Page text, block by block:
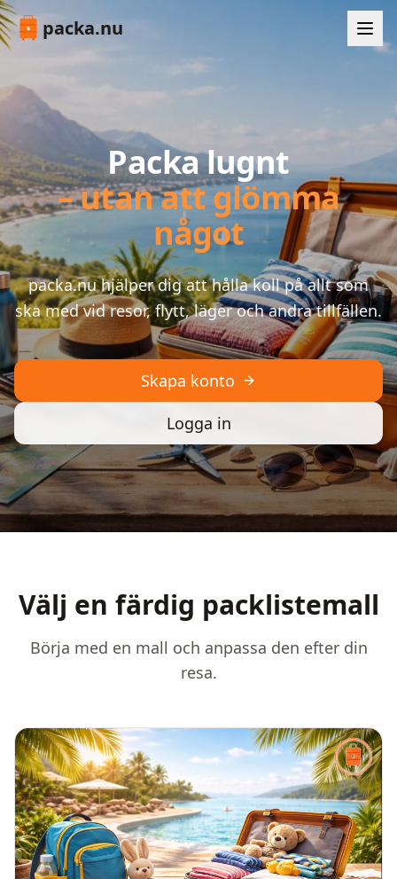
packa.nu
Packa lugnt
– utan att glömma
något
packa.nu hjälper dig att hålla koll på allt som
ska med vid resor, flytt, läger och andra tillfällen.
Skapa konto
Logga in
Välj en färdig packlistemall
Börja med en mall och anpassa den efter din
resa.